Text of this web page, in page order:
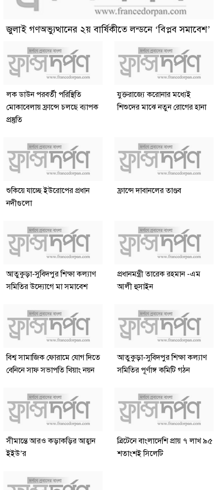
জুলাই গণঅভ্যুত্থানের ২য় বার্ষিকীতে লন্ডনে ‘বিপ্লব সমাবেশ’
লক ডাউন পরবর্তী পরিস্থিতি
মোকাবেলায় ফ্রান্সে চলছে ব্যাপক
প্রস্তুতি
যুক্তরাজ্যে করোনার মধ্যেই
শিশুদের মাঝে নতুন রোগের হানা
শুকিয়ে যাচ্ছে ইউরোপের প্রধান
নদীগুলো
ফ্রান্সে দাবানলের তাণ্ডব
আতুকুড়া-সুবিদপুর শিক্ষা কল্যাণ
সমিতির উদ্যোগে মা সমাবেশ
প্রধানমন্ত্রী তারেক রহমান -এম
আলী হুসাইন
বিশ্ব সামাজিক ফোরামে যোগ দিতে
বেনিনে সাফ সভাপতি খিয়াং নয়ন
আতুকুড়া-সুবিদপুর শিক্ষা কল্যাণ
সমিতির পূর্ণাঙ্গ কমিটি গঠন
সীমান্তে আরও কড়াকড়ির আহ্বান
ইইউ’র
ব্রিটেনে বাংলাদেশি প্রায় ৭ লাখ ৯৫
শতাংশই সিলেটি